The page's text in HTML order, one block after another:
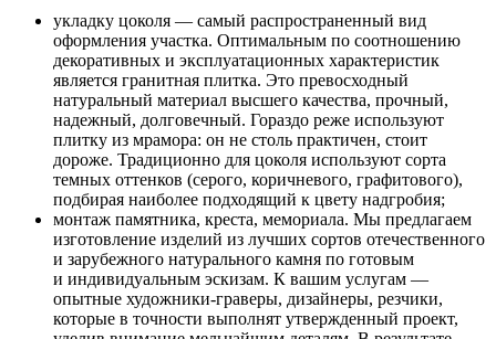
укладку цоколя — самый распространенный вид
оформления участка. Оптимальным по соотношению
декоративных и эксплуатационных характеристик
является гранитная плитка. Это превосходный
натуральный материал высшего качества, прочный,
надежный, долговечный. Гораздо реже используют
плитку из мрамора: он не столь практичен, стоит
дороже. Традиционно для цоколя используют сорта
темных оттенков (серого, коричневого, графитового),
подбирая наиболее подходящий к цвету надгробия;
монтаж памятника, креста, мемориала. Мы предлагаем
изготовление изделий из лучших сортов отечественного
и зарубежного натурального камня по готовым
и индивидуальным эскизам. К вашим услугам —
опытные художники-граверы, дизайнеры, резчики,
которые в точности выполнят утвержденный проект,